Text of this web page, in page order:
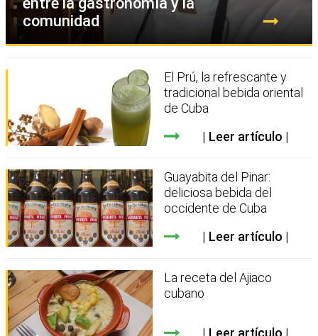
comunidad
El Prú, la refrescante y
tradicional bebida oriental
de Cuba
Leer artículo
Guayabita del Pinar:
deliciosa bebida del
occidente de Cuba
Leer artículo
La receta del Ajiaco
cubano
Leer artículo